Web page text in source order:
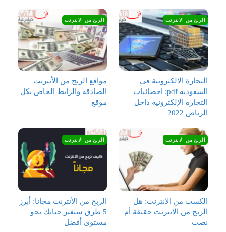
الربح من الانترنت
التجارة الالكترونية في
السعودية pdf: احصائيات
التجارة الإلكترونية داخل
الرياض 2022
الربح من الانترنت
مواقع الربح من الأنترنت
الصادقة والرابط الخاص بكل
موقع
الربح من الانترنت
الكسب من الانترنت: هل
الربح من الانترنت حقيقة أم
نصب
الربح من الانترنت
الربح من الأنترنت مجانا: أبرز
5 طرق ستغير حياتك نحو
مستوى أفضل